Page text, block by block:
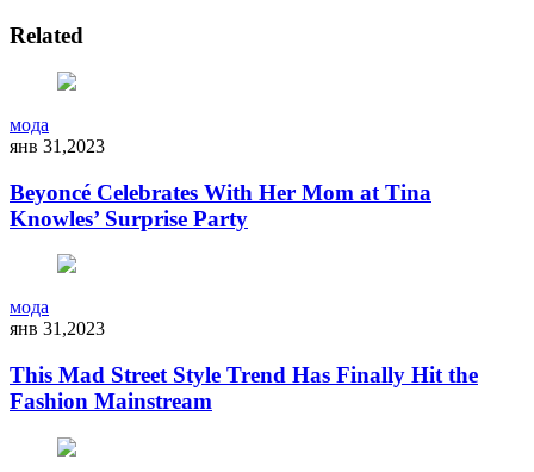
Related
мода
янв 31,2023
Beyoncé Celebrates With Her Mom at Tina
Knowles’ Surprise Party
мода
янв 31,2023
This Mad Street Style Trend Has Finally Hit the
Fashion Mainstream